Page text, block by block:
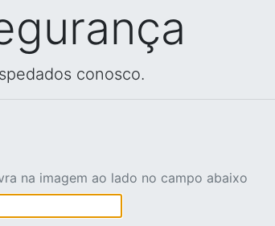
conosco.
na imagem ao lado no campo abaixo